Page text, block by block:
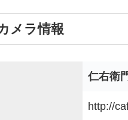
メラ情報
仁右衛
http://